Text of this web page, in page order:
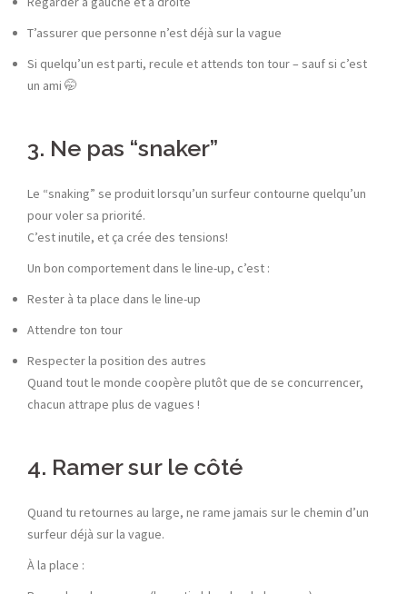
T’assurer que personne n’est déjà sur la vague
Si quelqu’un est parti, recule et attends ton tour – sauf si c’est
un ami 🤭
3. Ne pas “snaker”
Le “snaking” se produit lorsqu’un surfeur contourne quelqu’un
pour voler sa priorité.
C’est inutile, et ça crée des tensions!
Un bon comportement dans le line-up, c’est :
Rester à ta place dans le line-up
Attendre ton tour
Respecter la position des autres
Quand tout le monde coopère plutôt que de se concurrencer,
chacun attrape plus de vagues !
4. Ramer sur le côté
Quand tu retournes au large, ne rame jamais sur le chemin d’un
surfeur déjà sur la vague.
À la place :